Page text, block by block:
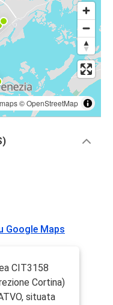
©OpenStreetMap
Google Maps
CIT3158
Cortina)
situata